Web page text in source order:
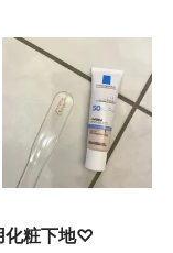
化粧下地♡